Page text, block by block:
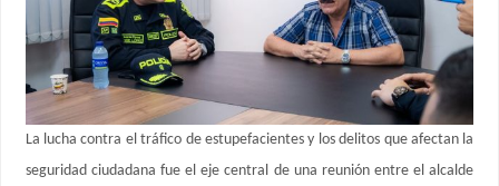
La lucha contra el tráfico de estupefacientes y los delitos que afectan la
seguridad ciudadana fue el eje central de una reunión entre el alcalde